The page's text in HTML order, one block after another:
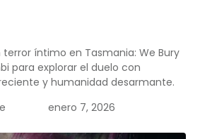
terror íntimo en Tasmania: We Bury
para explorar el duelo con
y humanidad desarmante.
enero 7, 2026